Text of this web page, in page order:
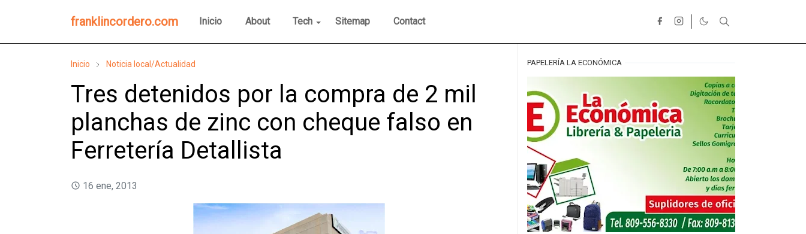
franklincordero.com Inicio About Tech Sitemap Contact
Inicio Noticia local/Actualidad
Tres detenidos por la compra de 2 mil
planchas de zinc con cheque falso en
Ferretería Detallista
16 ene, 2013
PAPELERÍA LA ECONÓMICA